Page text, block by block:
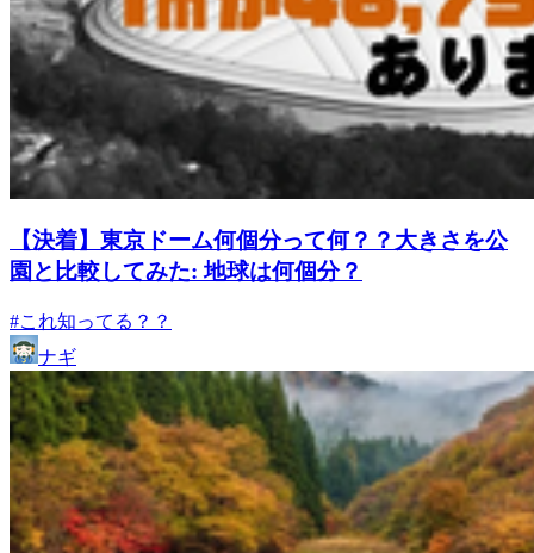
【決着】東京ドーム何個分って何？？大きさを公
園と比較してみた: 地球は何個分？
#これ知ってる？？
ナギ